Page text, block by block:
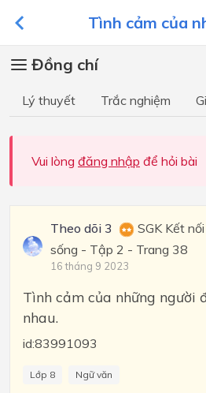
Tình cảm của
Đồng chí
Lý thuyết Trắc nghiệm
Vui lòng đăng nhập để hỏi bài
Theo dõi 3
SGK Kết
sống - Tập 2 - Trang 38
16 tháng 9 2023
Tình cảm của những người
nhau.
id:83991093
Lớp 8 Ngữ văn